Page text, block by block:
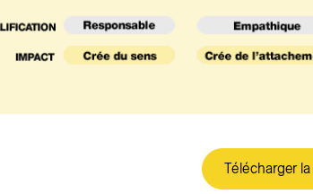
Télécharger